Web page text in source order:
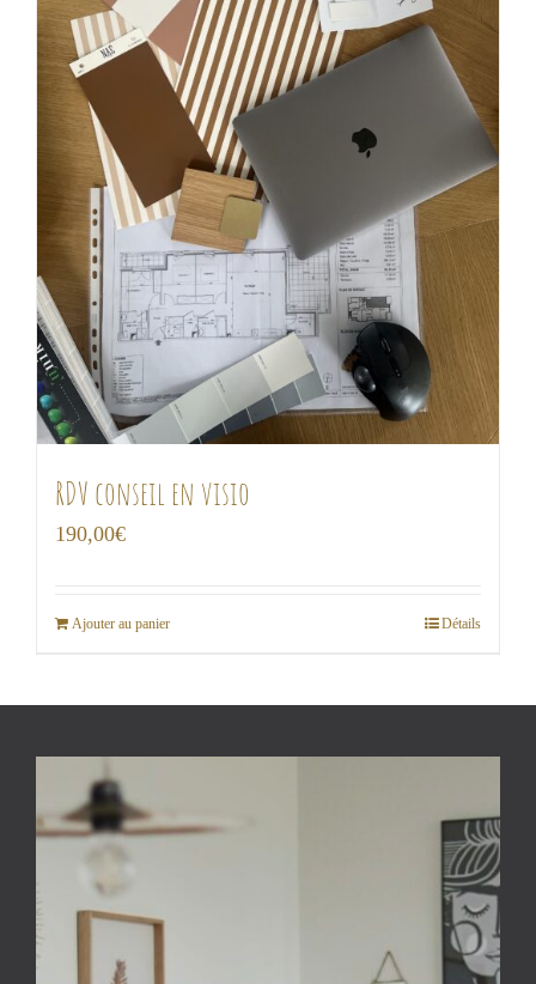
RDV conseil en visio
190,00€
Ajouter au panier Détails